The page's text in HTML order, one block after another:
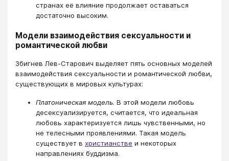
странах её влияние продолжает оставаться
достаточно высоким.
Модели взаимодействия сексуальности и
романтической любви
Збигнев Лев-Старович выделяет пять основных моделей
взаимодействия сексуальности и романтической любви,
существующих в мировых культурах:
Платоническая модель. В этой модели любовь
десексуализируется, считается, что идеальная
любовь характеризуется лишь чувственными, но
не телесными проявлениями. Такая модель
существует в христианстве и некоторых
направлениях буддизма.